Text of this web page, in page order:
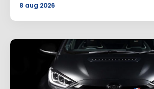
8 aug 2026